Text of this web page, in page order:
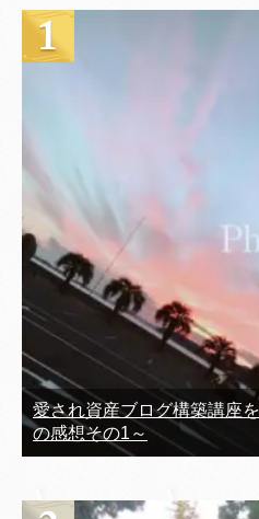
愛され資産ブログ構築講座
の感想その1～